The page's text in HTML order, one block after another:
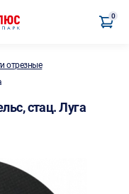
0
отрезные
стац. Луга